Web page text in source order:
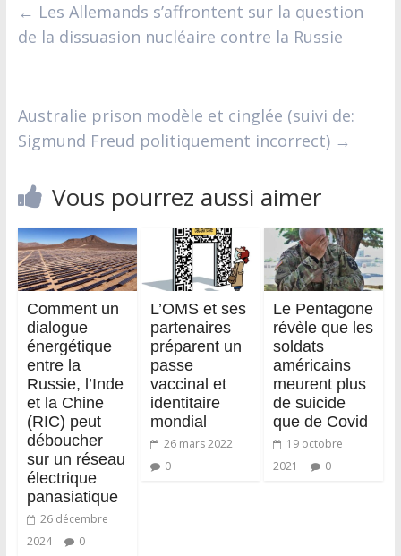
← Les Allemands s’affrontent sur la question
de la dissuasion nucléaire contre la Russie
Australie prison modèle et cinglée (suivi de:
Sigmund Freud politiquement incorrect) →
Vous pourrez aussi aimer
Comment un
dialogue
énergétique
entre la
Russie, l’Inde
et la Chine
(RIC) peut
déboucher
sur un réseau
électrique
panasiatique
26 décembre
2024
0
L’OMS et ses
partenaires
préparent un
passe
vaccinal et
identitaire
mondial
26 mars 2022
0
Le Pentagone
révèle que les
soldats
américains
meurent plus
de suicide
que de Covid
19 octobre
2021
0